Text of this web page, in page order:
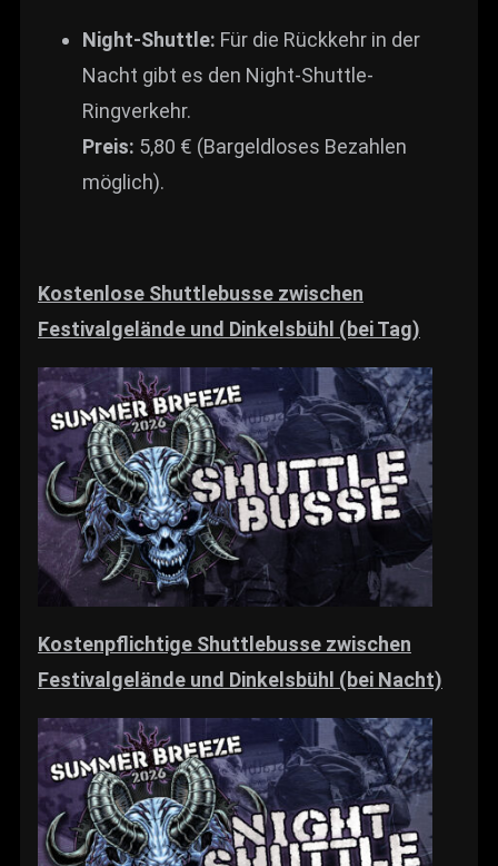
Night-Shuttle: Für die Rückkehr in der
Nacht gibt es den Night-Shuttle-
Ringverkehr.
Preis: 5,80 € (Bargeldloses Bezahlen
möglich).
Kostenlose Shuttlebusse zwischen
Festivalgelände und Dinkelsbühl (bei Tag)
Kostenpflichtige Shuttlebusse zwischen
Festivalgelände und Dinkelsbühl (bei Nacht)